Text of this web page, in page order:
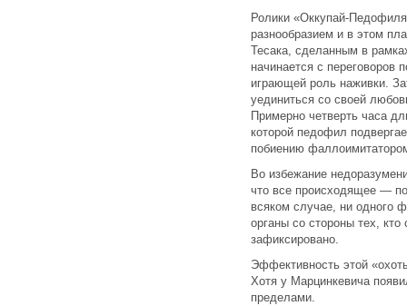
Ролики «Оккупай-
разнообразием и в этом
Тесака, сделанным в
начинается с переговоров
играющей роль наживки.
уединиться со своей
Примерно четверть часа
которой педофил
побиению
Во избежание
что все происходящее —
всяком случае, ни одного
органы со стороны тех,
зафиксировано.
Эффективность этой
Хотя у Марцинкевича
пределами.